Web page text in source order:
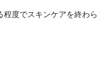
程度でスキンケアを終わら